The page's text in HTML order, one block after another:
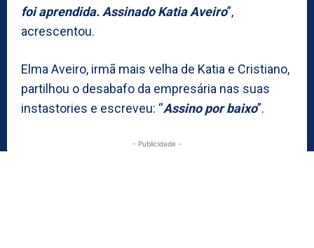
foi aprendida. Assinado Katia Aveiro”,
acrescentou.
Elma Aveiro, irmã mais velha de Katia e Cristiano,
partilhou o desabafo da empresária nas suas
instastories e escreveu: “Assino por baixo”.
- Publicidade -